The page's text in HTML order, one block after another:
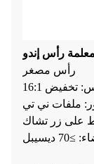
رأس مصغر
تخفيض 16:1
على زر تشاك
ديسيبل